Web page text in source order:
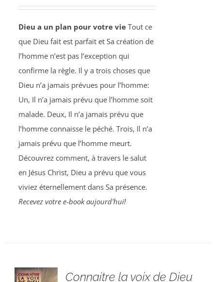
Dieu a un plan pour votre vie Tout ce
que Dieu fait est parfait et Sa création de
l’homme n’est pas l’exception qui
confirme la règle. Il y a trois choses que
Dieu n’a jamais prévues pour l’homme:
Un, Il n’a jamais prévu que l’homme soit
malade. Deux, Il n’a jamais prévu que
l’homme connaisse le péché. Trois, Il n’a
jamais prévu que l’homme meurt.
Découvrez comment, à travers le salut
en Jésus Christ, Dieu a prévu que vous
viviez éternellement dans Sa présence.
Recevez votre e-book aujourd'hui!
Connaitre la voix de Dieu